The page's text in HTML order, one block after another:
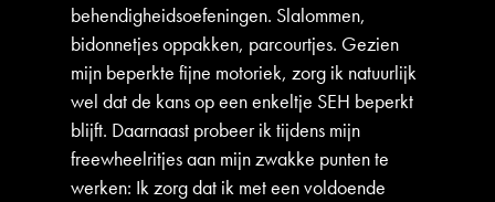
behendigheidsoefeningen. Slalommen,
bidonnetjes oppakken, parcourtjes. Gezien
mijn beperkte fijne motoriek, zorg ik natuurlijk
wel dat de kans op een enkeltje SEH beperkt
blijft. Daarnaast probeer ik tijdens mijn
freewheelritjes aan mijn zwakke punten te
werken: Ik zorg dat ik met een voldoende